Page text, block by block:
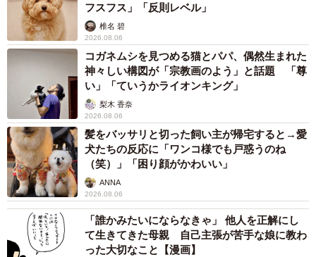
フスフス」「反則レベル」
椎名 碧
2026.08.06
コガネムシを見つめる猫とパパ、偶然生まれた
神々しい構図が「宗教画のよう」と話題 「尊
い」「ていうかライオンキング」
梨木 香奈
2026.08.06
髪をバッサリと切った飼い主が帰宅すると→愛
犬たちの反応に「ワンコ様でも戸惑うのね
（笑）」「困り顔がかわいい」
ANNA
2026.08.06
「誰かみたいにならなきゃ」 他人を正解にし
て生きてきた母親 自己主張が苦手な娘に教わ
った大切なこと【漫画】